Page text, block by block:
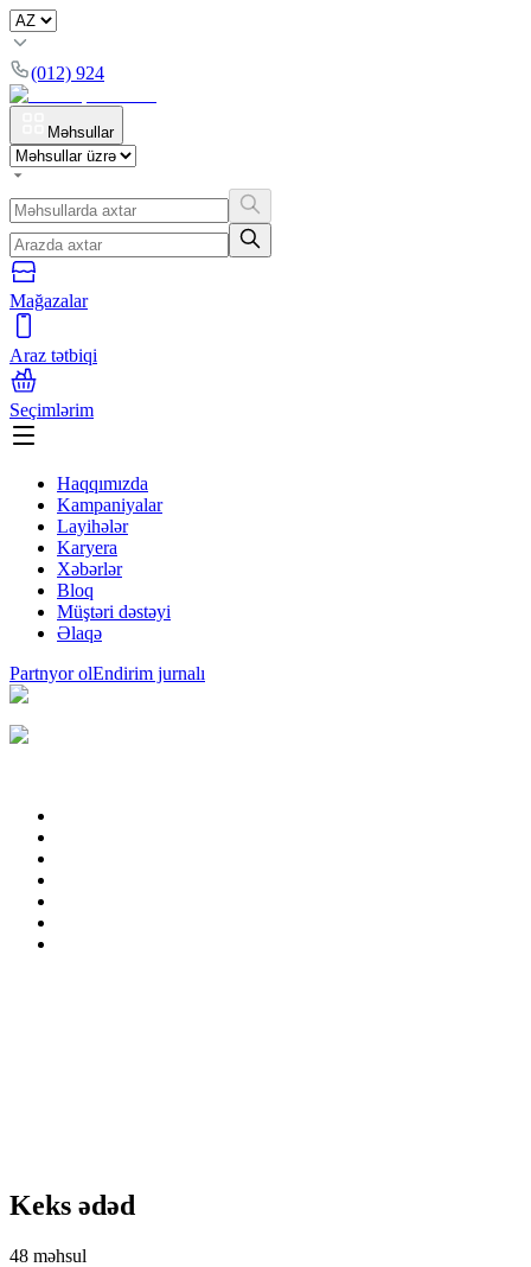
(012) 924
Məhsullar
Mağazalar
Araz tətbiqi
Seçimlərim
Haqqımızda
Kampaniyalar
Layihələr
Karyera
Xəbərlər
Bloq
Müştəri dəstəyi
Əlaqə
Partnyor olEndirim jurnalı
Keks ədəd
48 məhsul